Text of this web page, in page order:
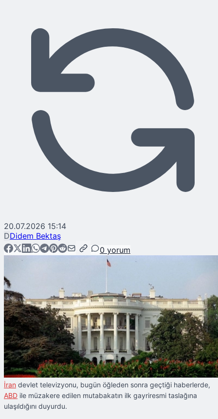
20.07.2026 15:14
DDidem Bektaş
0 yorum
İran devlet televizyonu, bugün öğleden sonra geçtiği haberlerde,
ABD ile müzakere edilen mutabakatın ilk gayriresmi taslağına
ulaşıldığını duyurdu.